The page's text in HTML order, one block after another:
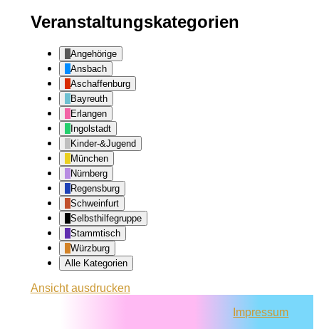
Veranstaltungskategorien
Angehörige
Ansbach
Aschaffenburg
Bayreuth
Erlangen
Ingolstadt
Kinder-&Jugend
München
Nürnberg
Regensburg
Schweinfurt
Selbsthilfegruppe
Stammtisch
Würzburg
Alle Kategorien
Ansichtausdrucken
Impressum